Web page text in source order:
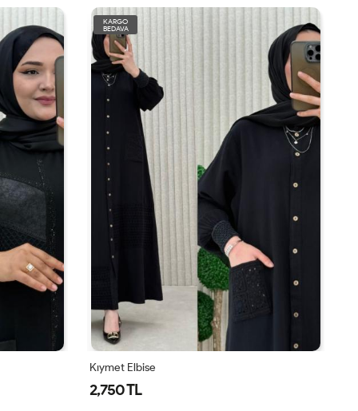
KARGO
BEDAVA
Kıymet Elbise
2,750 TL